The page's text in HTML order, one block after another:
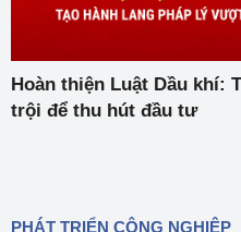
Hoàn thiện Luật Dầu khí:
trội để thu hút đầu tư
PHÁT TRIỂN CÔNG NGHIỆP